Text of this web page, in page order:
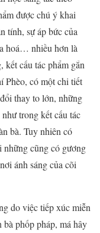
được chú ý khai
tính, sự áp bức của
hoá… nhiều hơn là
cấu tác phẩm gắn
Phèo, có một chi tiết
thay to lớn, những
trong kết cấu tác
bà. Tuy nhiên có
những cũng có gương
ánh sáng của cõi
do việc tiếp xúc miễn
phốp pháp, má hây